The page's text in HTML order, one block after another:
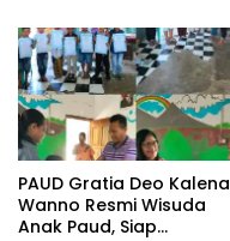
PAUD Gratia Deo Kalena
Wanno Resmi Wisuda
Anak Paud, Siap